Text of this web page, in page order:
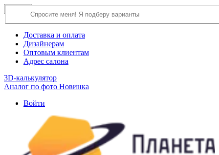
О компании
Доставка и оплата
Дизайнерам
Оптовым клиентам
Адрес салона
3D-калькулятор
Аналог по фото Новинка
Войти